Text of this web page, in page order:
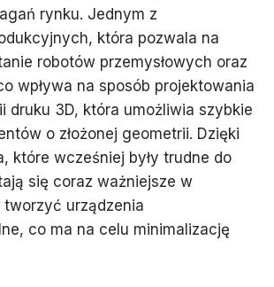
rynku. Jednym z
która pozwala na
robotów przemysłowych oraz
wpływa na sposób projektowania
druku 3D, która umożliwia szybkie
o złożonej geometrii. Dzięki
które wcześniej były trudne do
się coraz ważniejsze w
urządzenia
co ma na celu minimalizację